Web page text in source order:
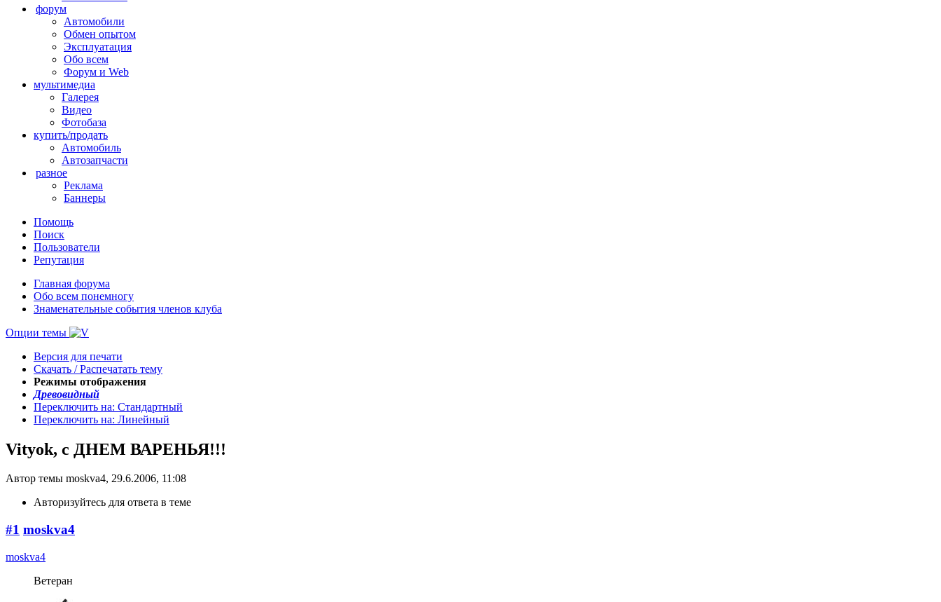
форум
Автомобили
Обмен опытом
Эксплуатация
Обо всем
Форум и Web
мультимедиа
Галерея
Видео
Фотобаза
купить/продать
Автомобиль
Автозапчасти
разное
Реклама
Баннеры
Помощь
Поиск
Пользователи
Репутация
Главная форума
Обо всем понемногу
Знаменательные события членов клуба
Опции темы
Версия для печати
Скачать / Распечатать тему
Режимы отображения
Древовидный
Переключить на: Стандартный
Переключить на: Линейный
Vityok, с ДНЕМ ВАРЕНЬЯ!!!
Автор темы moskva4, 29.6.2006, 11:08
Авторизуйтесь для ответа в теме
#1 moskva4
moskva4
Ветеран